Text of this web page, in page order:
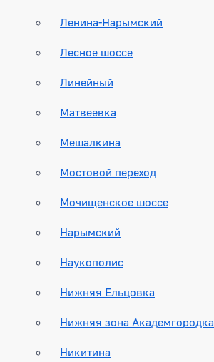
Ленина-Нарымский
Лесное шоссе
Линейный
Матвеевка
Мешалкина
Мостовой переход
Мочищенское шоссе
Нарымский
Наукополис
Нижняя Ельцовка
Нижняя зона Академгородка
Никитина